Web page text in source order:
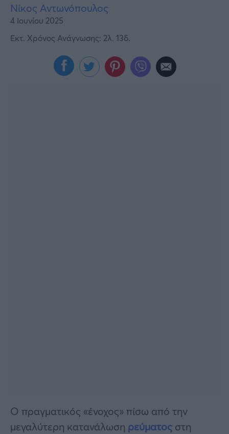
Νίκος Αντωνόπουλος
4 Ιουνίου 2025
Εκτ. Χρόνος Ανάγνωσης: 2λ. 13δ.
Ο πραγματικός «ένοχος» πίσω από την
μεγαλύτερη κατανάλωση ρεύματος στη